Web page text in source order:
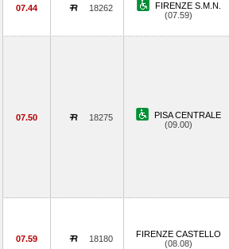
07.44 18262
FIRENZE S.M.N.
(07.59)
07.50 18275
PISA CENTRALE
(09.00)
07.59 18180
FIRENZE CASTELLO
(08.08)